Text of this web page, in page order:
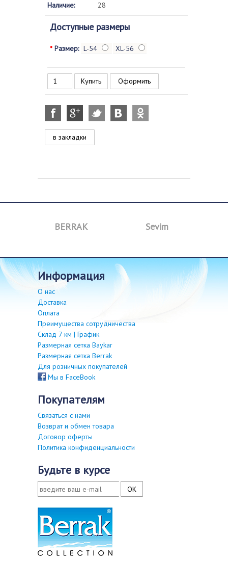
Наличие:
28
Доступные размеры
* Размер: L-54 XL-56
Оформить
в закладки
BERRAK Sevim
информация
О нас
Доставка
Оплата
Преимущества сотрудничества
Склад 7 км | График
Размерная сетка Baykar
Размерная сетка Berrak
Для розничных покупателей
Мы в FaceBook
покупателям
Связаться с нами
Возврат и обмен товара
Договор оферты
Политика конфиденциальности
будьте в курсе